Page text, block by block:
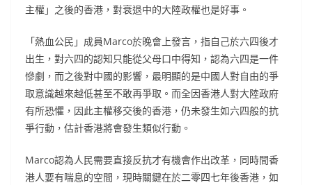
主權」之後的香港，對衰退中的大陸政權也是好事。
「熱血公民」成員Marco於晚會上發言，指自己於六四後才
出生，對六四的認知只能從父母口中得知，認為六四是一件
慘劇，而之後對中國的影響，最明顯的是中國人對自由的爭
取意識越來越低甚至不敢再爭取。而全因香港人對大陸政府
有所恐懼，因此主權移交後的香港，仍未發生如六四般的抗
爭行動，估計香港將會發生類似行動。
Marco認為人民需要直接反抗才有機會作出改革，同時間香
港人要有喘息的空間，現時關鍵在於二零四七年後香港，如